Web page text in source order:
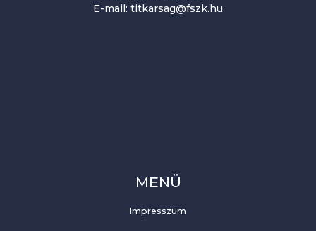
E-mail: titkarsag@fszk.hu
MENÜ
Impresszum